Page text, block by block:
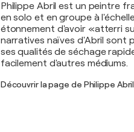
Philippe Abril est un peintre
en solo et en groupe à
étonnement d'avoir «atterri
narratives naïves d'Abril sont
ses qualités de séchage
facilement d'autres médiums.
Découvrir la page de Philippe Abril